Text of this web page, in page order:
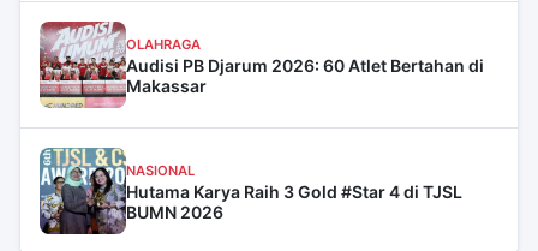
OLAHRAGA
Audisi PB Djarum 2026: 60 Atlet Bertahan di
Makassar
NASIONAL
Hutama Karya Raih 3 Gold #Star 4 di TJSL
BUMN 2026